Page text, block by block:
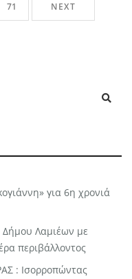
Ομαδικά
71 NEXT
για 6η χρονιά
Δήμου Λαμιέων με
περιβάλλοντος
: Ισορροπώντας